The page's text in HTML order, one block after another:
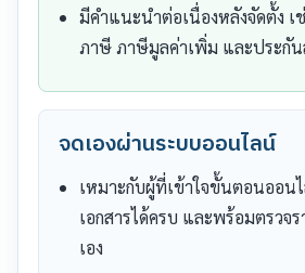
มีคำแนะนำต่อเนื่องหลังจัดตั้ง เ
ภาษี ภาษีมูลค่าเพิ่ม และประกัน
จดเองผ่านระบบออนไลน์
เหมาะกับผู้ที่เข้าใจขั้นตอนออน
เอกสารได้ครบ และพร้อมตรวจ
เอง